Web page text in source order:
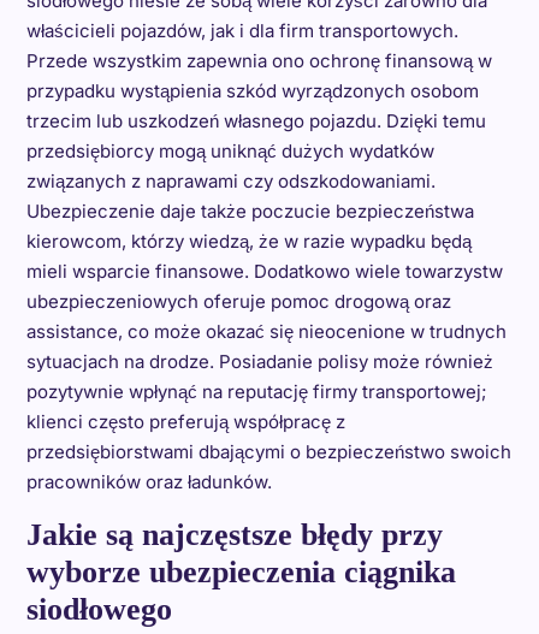
właścicieli pojazdów, jak i dla firm transportowych.
Przede wszystkim zapewnia ono ochronę finansową w
przypadku wystąpienia szkód wyrządzonych osobom
trzecim lub uszkodzeń własnego pojazdu. Dzięki temu
przedsiębiorcy mogą uniknąć dużych wydatków
związanych z naprawami czy odszkodowaniami.
Ubezpieczenie daje także poczucie bezpieczeństwa
kierowcom, którzy wiedzą, że w razie wypadku będą
mieli wsparcie finansowe. Dodatkowo wiele towarzystw
ubezpieczeniowych oferuje pomoc drogową oraz
assistance, co może okazać się nieocenione w trudnych
sytuacjach na drodze. Posiadanie polisy może również
pozytywnie wpłynąć na reputację firmy transportowej;
klienci często preferują współpracę z
przedsiębiorstwami dbającymi o bezpieczeństwo swoich
pracowników oraz ładunków.
Jakie są najczęstsze błędy przy
wyborze ubezpieczenia ciągnika
siodłowego